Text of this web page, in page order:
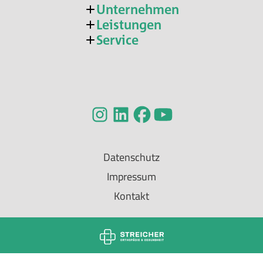
Unternehmen
Leistungen
Service
Datenschutz
Impressum
Kontakt